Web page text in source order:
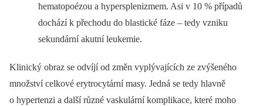
hematopoézou a hypersplenizmem. Asi v 10 % případů
dochází k přechodu do blastické fáze –⁠ tedy vzniku
sekundární akutní leukemie.
Klinický obraz se odvíjí od změn vyplývajících ze zvýšeného
množství celkové erytrocytární masy. Jedná se tedy hlavně
o hypertenzi a další různé vaskulární komplikace, které moho